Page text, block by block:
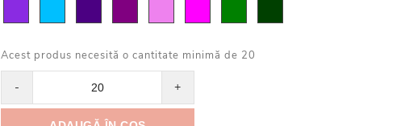
Acest produs necesită o cantitate minimă de 20
- +